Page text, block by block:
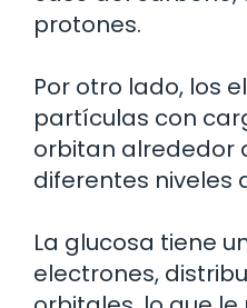
protones.
Por otro lado, los
partículas con
orbitan alrededor
diferentes niveles
La glucosa tiene
electrones,